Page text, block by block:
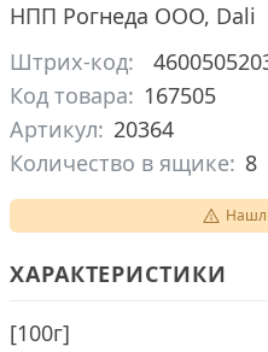
НПП Рогнеда ООО, Dali
Штрих-код:
Код товара: 167505
Артикул: 20364
Количество в ящике: 8
ХАРАКТЕРИСТИКИ
[100г]